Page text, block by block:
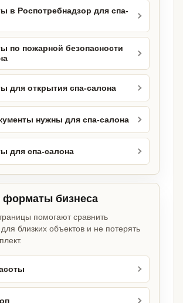
в Роспотребнадзор для спа-
по пожарной безопасности
для открытия спа-салона
нужны для спа-салона
для спа-салона
форматы бизнеса
помогают сравнить
близких объектов и не потерять